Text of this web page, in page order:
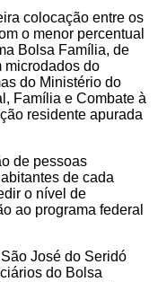
colocação entre os
o menor percentual
Bolsa Família, de
microdados do
do Ministério do
Família e Combate à
residente apurada
de pessoas
de cada
o nível de
ao programa federal
José do Seridó
do Bolsa